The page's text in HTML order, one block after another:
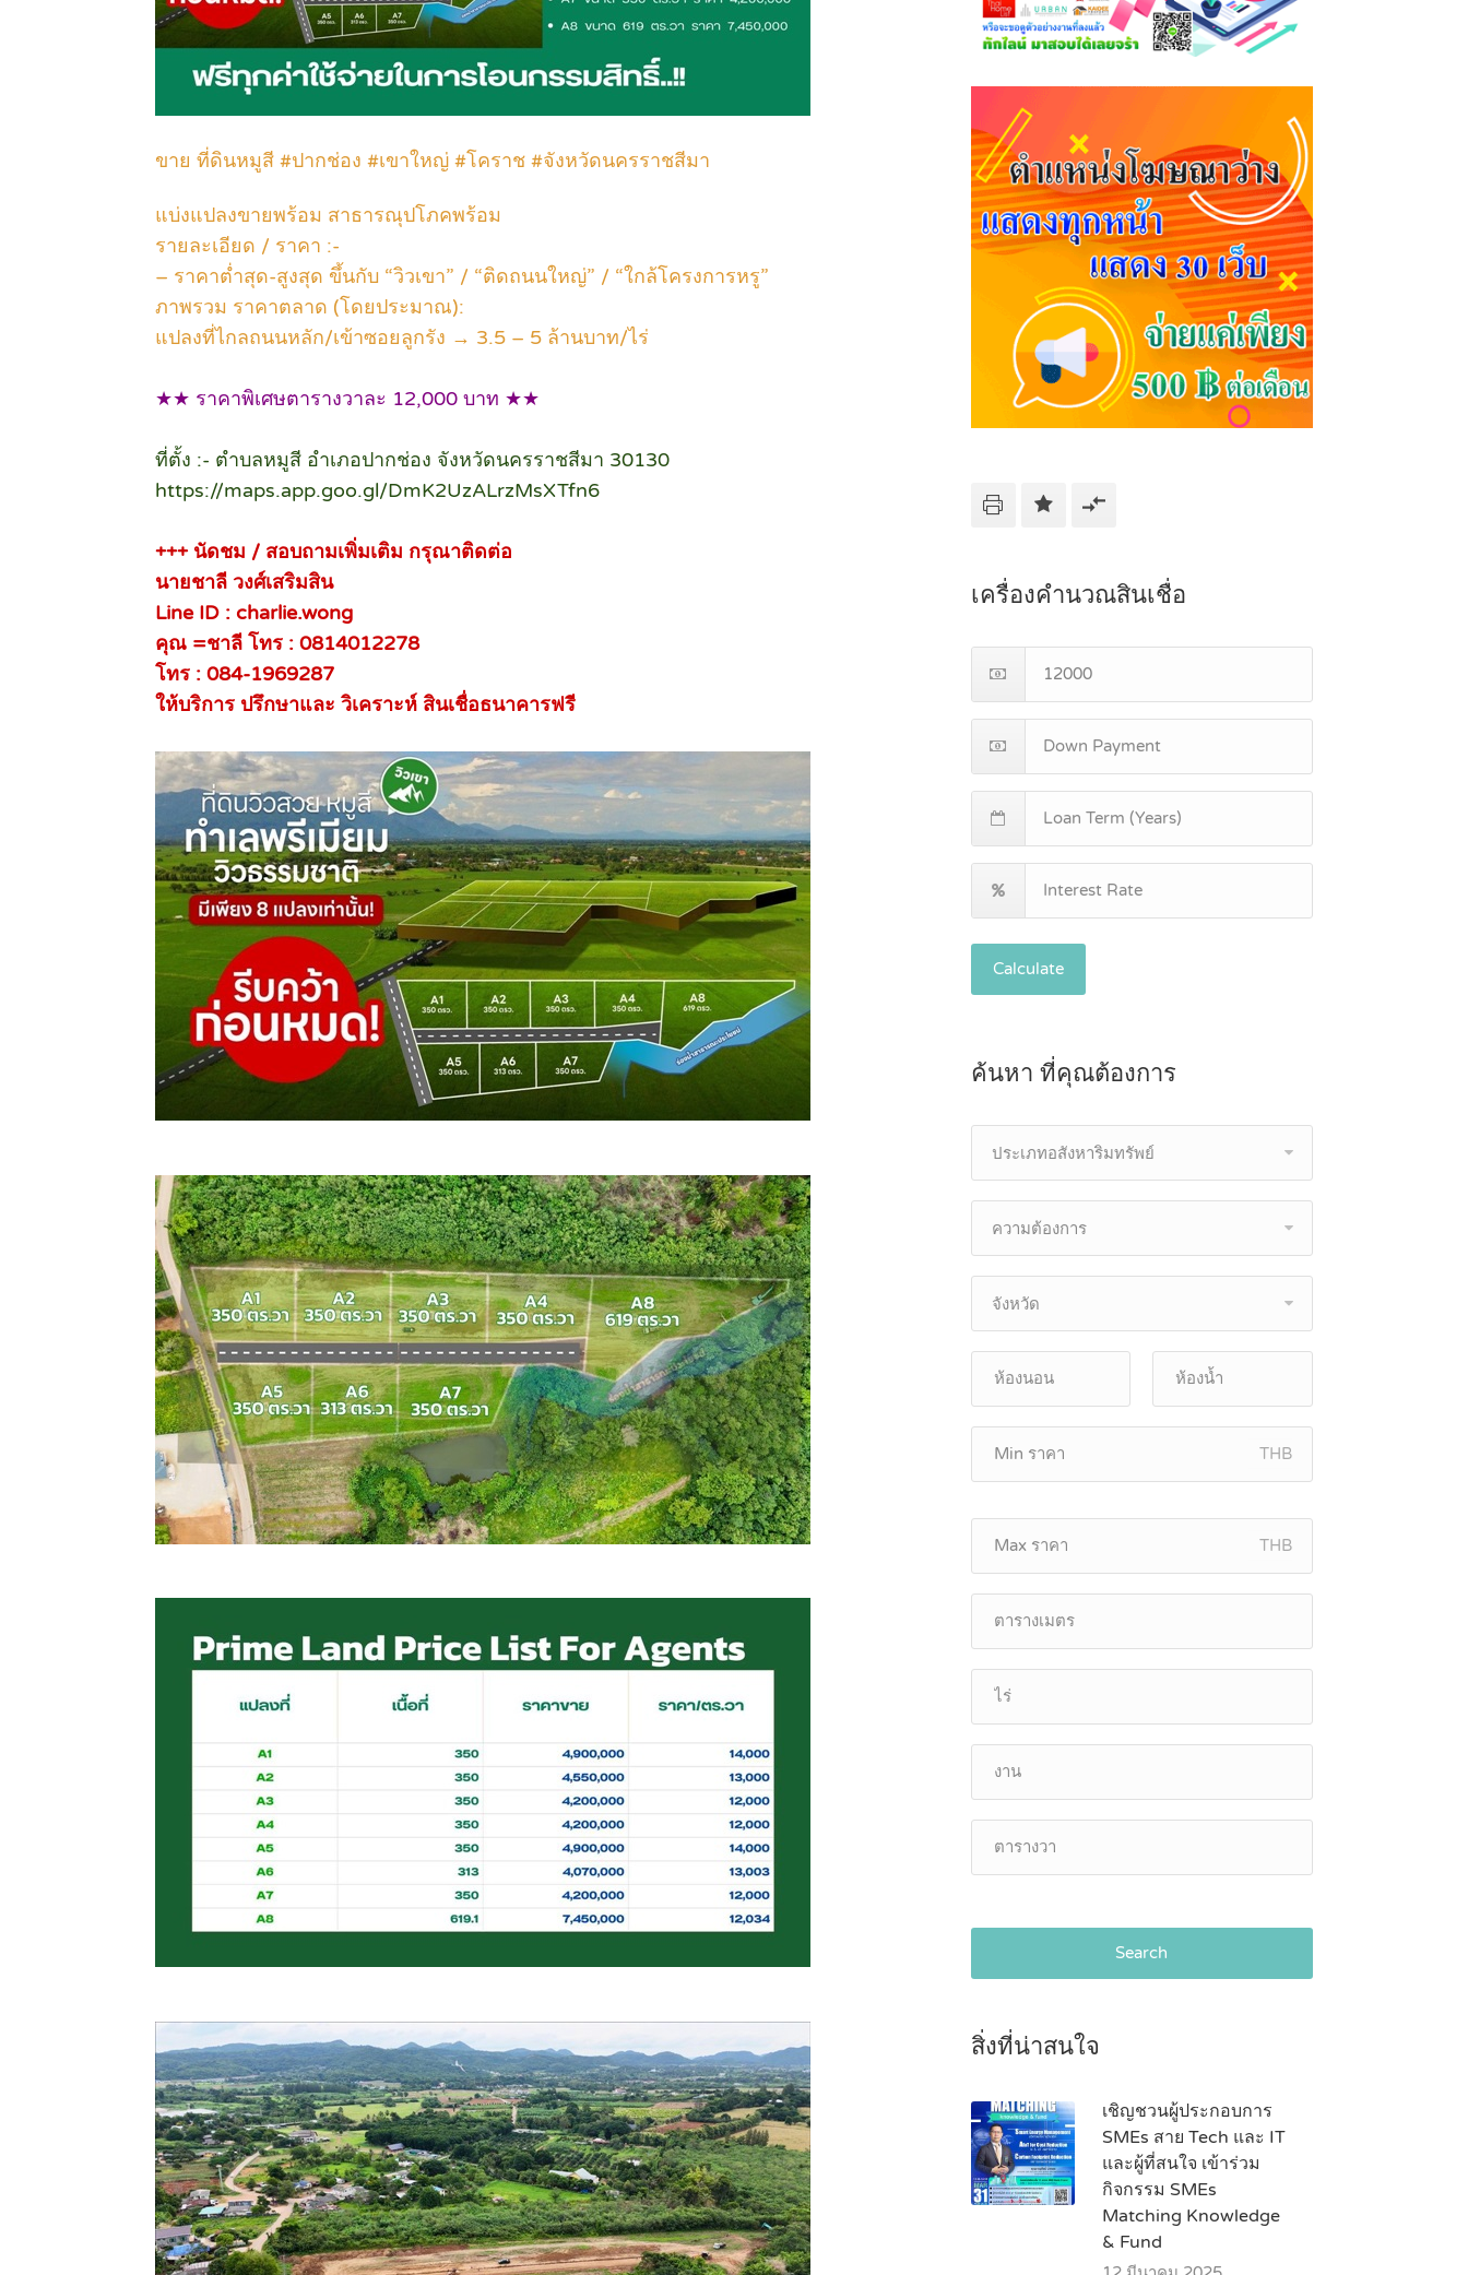
ขาย ที่ดินหมูสี #ปากช่อง #เขาใหญ่ #โคราช #จังหวัดนครราชสีมา
แบ่งแปลงขายพร้อม สาธารณุปโภคพร้อม
รายละเอียด / ราคา :-
– ราคาต่ำสุด-สูงสุด ขึ้นกับ “วิวเขา” / “ติดถนนใหญ่” / “ใกล้โครงการหรู”
ภาพรวม ราคาตลาด (โดยประมาณ):
แปลงที่ไกลถนนหลัก/เข้าซอยลูกรัง → 3.5 – 5 ล้านบาท/ไร่
★★ ราคาพิเศษตารางวาละ 12,000 บาท ★★
ที่ตั้ง :- ตำบลหมูสี อำเภอปากช่อง จังหวัดนครราชสีมา 30130
https://maps.app.goo.gl/DmK2UzALrzMsXTfn6
+++ นัดชม / สอบถามเพิ่มเติม กรุณาติดต่อ
นายชาลี วงศ์เสริมสิน
Line ID : charlie.wong
คุณ =ชาลี โทร : 0814012278
โทร : 084-1969287
ให้บริการ ปรึกษาและ วิเคราะห์ สินเชื่อธนาคารฟรี
เครื่องคำนวณสินเชื่อ
Calculate
ค้นหา ที่คุณต้องการ
ประเภทอสังหาริมทรัพย์
ความต้องการ
จังหวัด
THB
THB
Search
สิ่งที่น่าสนใจ
เชิญชวนผู้ประกอบการ
SMEs สาย Tech และ IT
และผู้ที่สนใจ เข้าร่วม
กิจกรรม SMEs
Matching Knowledge
& Fund